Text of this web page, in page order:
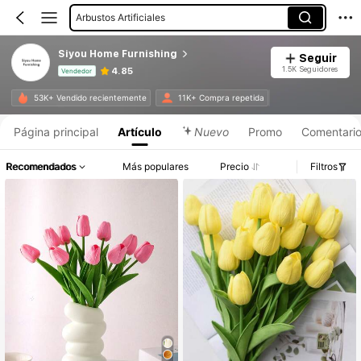
Espuma Para Flores
Siyou Home Furnishing
Vendedor 4.85
Seguir
1.5K Seguidores
53K+ Vendido recientemente 11K+ Compra repetida
Página principal Artículo Nuevo Promo
Recomendados Más populares Precio Filtros